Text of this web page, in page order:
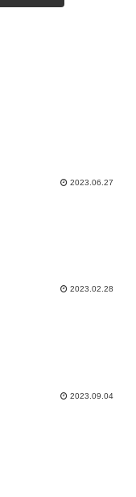
2023.06.27
2023.02.28
2023.09.04